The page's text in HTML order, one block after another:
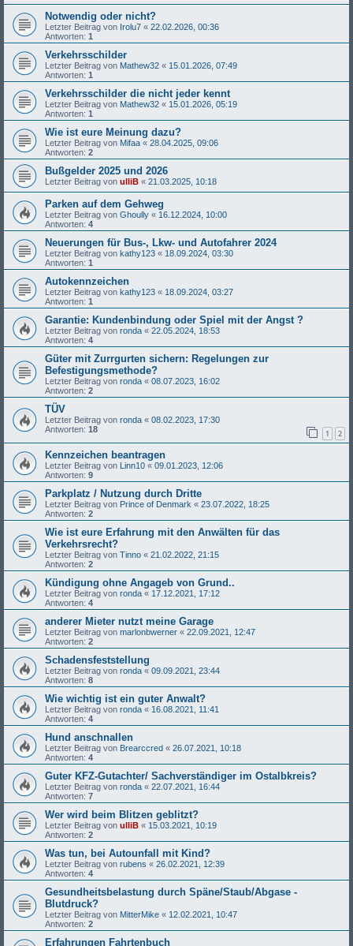
Notwendig oder nicht?
Letzter Beitrag von Irolu7 « 22.02.2026, 00:36
Antworten: 1
Verkehrsschilder
Letzter Beitrag von Mathew32 « 15.01.2026, 07:49
Antworten: 1
Verkehrsschilder die nicht jeder kennt
Letzter Beitrag von Mathew32 « 15.01.2026, 05:19
Antworten: 1
Wie ist eure Meinung dazu?
Letzter Beitrag von Mifaa « 28.04.2025, 09:06
Antworten: 2
Bußgelder 2025 und 2026
Letzter Beitrag von ulliB « 21.03.2025, 10:18
Parken auf dem Gehweg
Letzter Beitrag von Ghoully « 16.12.2024, 10:00
Antworten: 4
Neuerungen für Bus-, Lkw- und Autofahrer 2024
Letzter Beitrag von kathy123 « 18.09.2024, 03:30
Antworten: 1
Autokennzeichen
Letzter Beitrag von kathy123 « 18.09.2024, 03:27
Antworten: 1
Garantie: Kundenbindung oder Spiel mit der Angst ?
Letzter Beitrag von ronda « 22.05.2024, 18:53
Antworten: 4
Güter mit Zurrgurten sichern: Regelungen zur
Befestigungsmethode?
Letzter Beitrag von ronda « 08.07.2023, 16:02
Antworten: 2
TÜV
Letzter Beitrag von ronda « 08.02.2023, 17:30
Antworten: 18 1 2
Kennzeichen beantragen
Letzter Beitrag von Linn10 « 09.01.2023, 12:06
Antworten: 9
Parkplatz / Nutzung durch Dritte
Letzter Beitrag von Prince of Denmark « 23.07.2022, 18:25
Antworten: 2
Wie ist eure Erfahrung mit den Anwälten für das
Verkehrsrecht?
Letzter Beitrag von Tinno « 21.02.2022, 21:15
Antworten: 2
Kündigung ohne Angageb von Grund..
Letzter Beitrag von ronda « 17.12.2021, 17:12
Antworten: 4
anderer Mieter nutzt meine Garage
Letzter Beitrag von marlonbwerner « 22.09.2021, 12:47
Antworten: 2
Schadensfeststellung
Letzter Beitrag von ronda « 09.09.2021, 23:44
Antworten: 8
Wie wichtig ist ein guter Anwalt?
Letzter Beitrag von ronda « 16.08.2021, 11:41
Antworten: 4
Hund anschnallen
Letzter Beitrag von Brearccred « 26.07.2021, 10:18
Antworten: 4
Guter KFZ-Gutachter/ Sachverständiger im Ostalbkreis?
Letzter Beitrag von ronda « 22.07.2021, 16:44
Antworten: 7
Wer wird beim Blitzen geblitzt?
Letzter Beitrag von ulliB « 15.03.2021, 10:19
Antworten: 2
Was tun, bei Autounfall mit Kind?
Letzter Beitrag von rubens « 26.02.2021, 12:39
Antworten: 4
Gesundheitsbelastung durch Späne/Staub/Abgase -
Blutdruck?
Letzter Beitrag von MitterMike « 12.02.2021, 10:47
Antworten: 2
Erfahrungen Fahrtenbuch